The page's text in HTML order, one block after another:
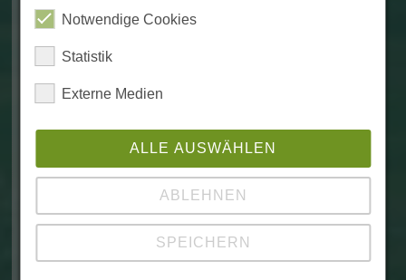
OTTERBACHHALLE
Samstag, 18:00 Uhr
Notwendige Cookies
Statistik
Externe Medien
ALLE AUSWÄHLEN
ABLEHNEN
SPEICHERN